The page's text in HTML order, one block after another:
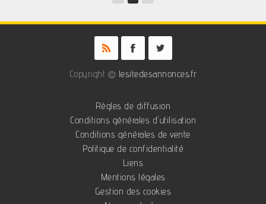
Copyright © lesitedesannonces.fr
Règles de diffusion
Conditions générales d'utilisation
Conditions générales de vente
Politique de confidentialité
Liens
Mentions légales
Gestion des cookies